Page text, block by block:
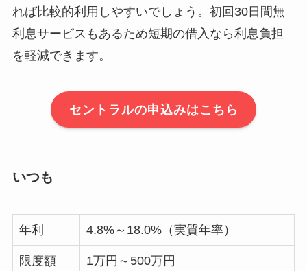
れば比較的利用しやすいでしょう。初回30日間無
利息サービスもあるため短期の借入なら利息負担
を軽減できます。
セントラルの申込みはこちら
いつも
年利 4.8%～18.0%（実質年率）
限度額 1万円～500万円